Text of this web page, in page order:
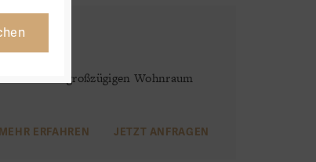
bietet großzügigen Wohnraum
MEHR ERFAHREN JETZT ANFRAGEN